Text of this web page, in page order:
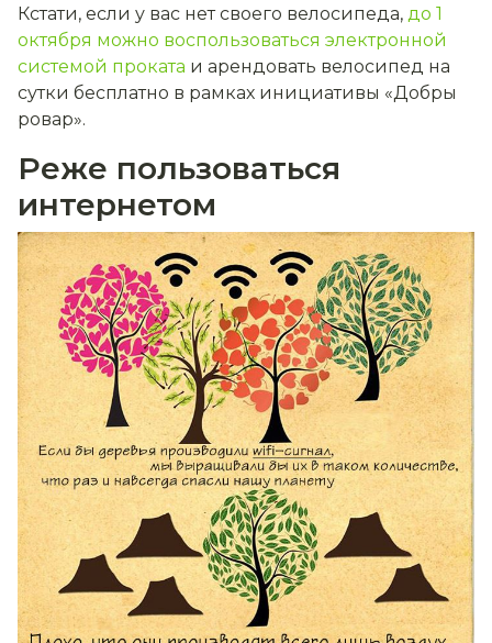
Кстати, если у вас нет своего велосипеда, до 1
октября можно воспользоваться электронной
системой проката и арендовать велосипед на
сутки бесплатно в рамках инициативы «Добры
ровар».
Реже пользоваться
интернетом